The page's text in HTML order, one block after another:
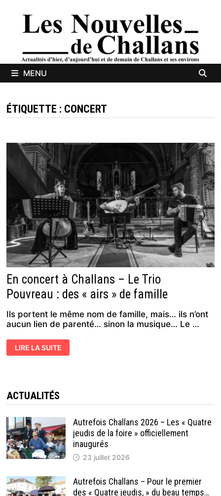
MENU
ÉTIQUETTE : CONCERT
En concert à Challans – Le Trio
Pouvreau : des « airs » de famille
Ils portent le même nom de famille, mais… ils n’ont
aucun lien de parenté… sinon la musique… Le …
EN
CONCERT
POUVREAU :
DES
« AIRS »
FAMILLE
LIRE LA SUITE
ACTUALITÉS
Autrefois Challans 2026 – Les « Quatre
jeudis de la foire » officiellement
inaugurés
23 juillet 2026
Autrefois Challans – Pour le premier
des « Quatre jeudis, » du beau temps…